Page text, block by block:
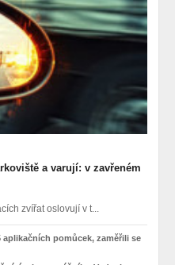
a varují: v zavřeném
zvířat oslovují v t...
pomůcek, zaměřili se